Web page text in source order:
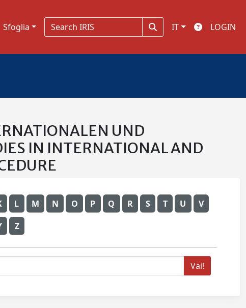
Sfoglia IT LOGIN
UND
IN INTERNATIONAL AND
L M N O P Q R S T U V
Z